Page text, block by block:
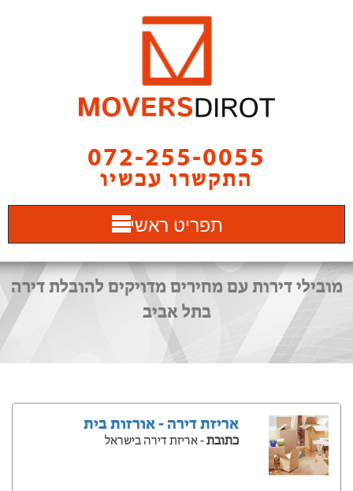
072-255-0055
התקשרו עכשיו
תפריט ראשי
מובילי דירות עם מחירים מדויקים להובלת דירה
בתל אביב
אריזת דירה - אורזות בית
כתובת- אריזת דירה בישראל